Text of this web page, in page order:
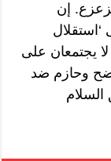
إن
‘استقلال
يجتمعان على
وحازم ضد
السلام